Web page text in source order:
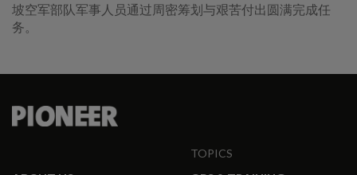
坡空军部队军事人员通过周密筹划与艰苦付出圆满完成任
务。
TOPICS